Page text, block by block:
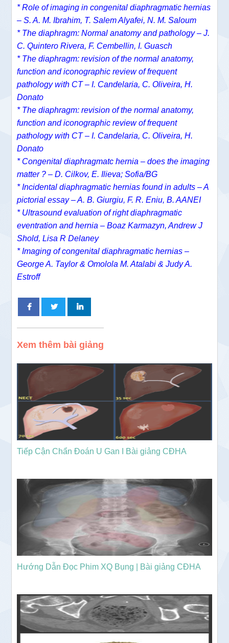
* Role of imaging in congenital diaphragmatic hernias
– S. A. M. Ibrahim, T. Salem Alyafei, N. M. Saloum
* The diaphragm: Normal anatomy and pathology – J.
C. Quintero Rivera, F. Cembellin, I. Guasch
* The diaphragm: revision of the normal anatomy,
function and iconographic review of frequent
pathology with CT – I. Candelaria, C. Oliveira, H.
Donato
* The diaphragm: revision of the normal anatomy,
function and iconographic review of frequent
pathology with CT – I. Candelaria, C. Oliveira, H.
Donato
* Congenital diaphragmatc hernia – does the imaging
matter ? – D. Cilkov, E. Ilieva; Sofia/BG
* Incidental diaphragmatic hernias found in adults – A
pictorial essay – A. B. Giurgiu, F. R. Eniu, B. AANEI
* Ultrasound evaluation of right diaphragmatic
eventration and hernia – Boaz Karmazyn, Andrew J
Shold, Lisa R Delaney
* Imaging of congenital diaphragmatic hernias –
George A. Taylor & Omolola M. Atalabi & Judy A.
Estroff
Xem thêm bài giảng
Tiếp Cận Chẩn Đoán U Gan I Bài giảng CĐHA
Hướng Dẫn Đọc Phim XQ Bụng | Bài giảng CĐHA